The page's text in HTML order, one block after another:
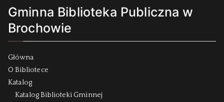
Gminna Biblioteka Publiczna w
Brochowie
Główna
O Bibliotece
Katalog
Katalog Biblioteki Gminnej